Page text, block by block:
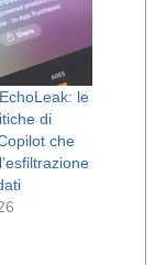
le
di
che